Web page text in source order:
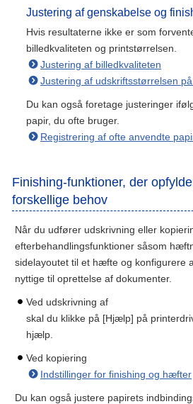
Justering af genskabelse og
Hvis resultaterne ikke er som
billedkvaliteten og printstørrelsen.
Justering af billedkvaliteten
Justering af udskriftsstørrelsen
Du kan også foretage justeringer
papir, du ofte bruger.
Registrering af ofte anvendte
Finishing-funktioner, der
forskellige behov
Når du udfører udskrivning eller
efterbehandlingsfunktioner såsom
sidelayoutet til et hæfte og konfigurere
nyttige til oprettelse af dokumenter.
Ved udskrivning af
skal du klikke på [Hjælp] på
hjælp.
Ved kopiering
Indstillinger for finishing og hæfter
Du kan også justere papirets